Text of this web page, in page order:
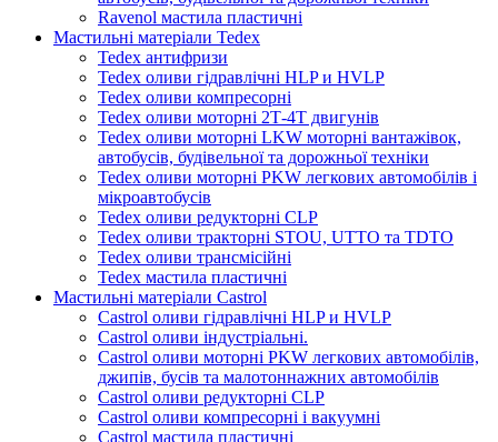
Ravenol мастила пластичні
Мастильні матеріали Tedex
Tedex антифризи
Tedex оливи гідравлічні HLP и HVLP
Tedex оливи компресорні
Tedex оливи моторні 2Т-4Т двигунів
Tedex оливи моторні LKW моторні вантажівок,
автобусів, будівельної та дорожньої техніки
Tedex оливи моторні PKW легкових автомобілів і
мікроавтобусів
Tedex оливи редукторні CLP
Tedex оливи тракторні STOU, UTTO та TDTO
Tedex оливи трансмісійні
Tedex мастила пластичні
Мастильні матеріали Castrol
Castrol оливи гідравлічні HLP и HVLP
Castrol оливи індустріальні.
Castrol оливи моторні PKW легкових автомобілів,
джипів, бусів та малотоннажних автомобілів
Castrol оливи редукторні CLP
Castrol оливи компресорні і вакуумні
Castrol мастила пластичні